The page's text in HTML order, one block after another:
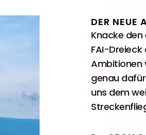
DER NEUE
Knacke
FAI-Dreieck
Ambitionen
genau
uns dem